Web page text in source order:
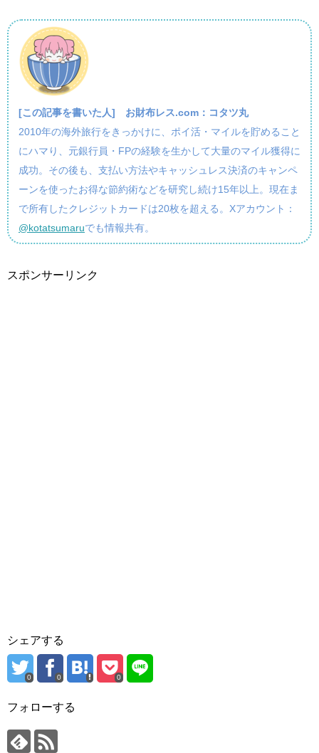
[この記事を書いた人] お財布レス.com：コタツ丸
2010年の海外旅行をきっかけに、ポイ活・マイルを貯めること
にハマり、元銀行員・FPの経験を生かして大量のマイル獲得に
成功。その後も、支払い方法やキャッシュレス決済のキャンペ
ーンを使ったお得な節約術などを研究し続け15年以上。現在ま
で所有したクレジットカードは20枚を超える。Xアカウント：
@kotatsumaruでも情報共有。
スポンサーリンク
シェアする
0 0 0
フォローする